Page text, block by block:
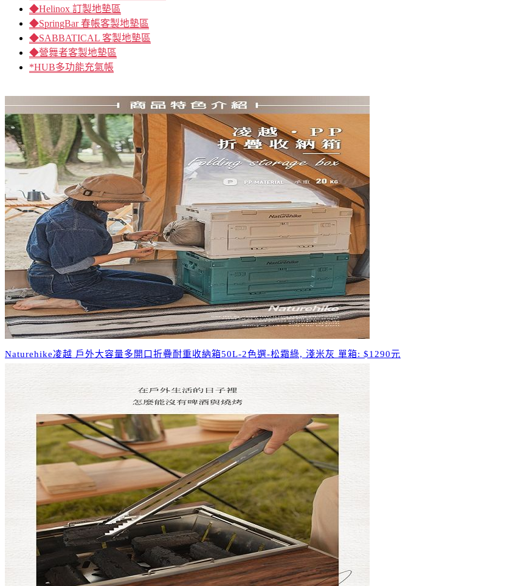
◆Helinox 訂製地墊區
◆SpringBar 春帳客製地墊區
◆SABBATICAL 客製地墊區
◆營舞者客製地墊區
*HUB多功能充氣帳
Naturehike凌越 戶外大容量多開口折疊耐重收納箱50L-2色選-松霜綠, 淺米灰 單箱: $1290元